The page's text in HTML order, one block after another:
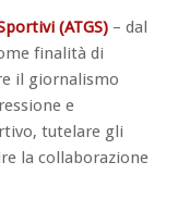
(ATGS)– dal
finalità di
il giornalismo
e
tutelare gli
la collaborazione